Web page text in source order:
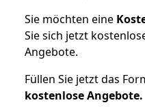
Sie möchten eine
Sie sich jetzt
Angebote.
Füllen Sie jetzt das
kostenloseAngebote.